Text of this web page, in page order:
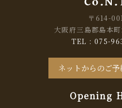
〒614-
大阪府三島郡島本
TEL : 075-
ネットからのご
Opening